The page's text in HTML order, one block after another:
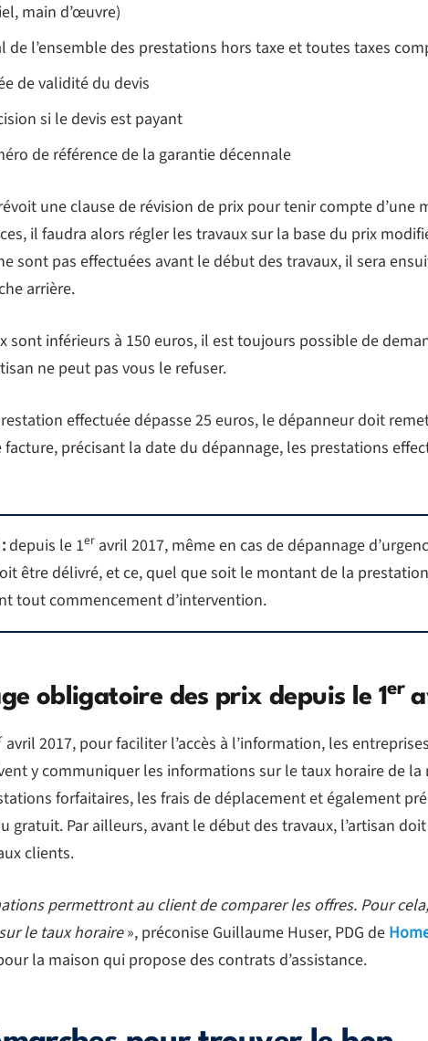
main d’œuvre)
de l’ensemble des prestations hors taxe et toutes taxes
de validité du devis
si le devis est payant
de référence de la garantie décennale
une clause de révision de prix pour tenir compte d’une
il faudra alors régler les travaux sur la base du prix
sont pas effectuées avant le début des travaux, il sera
arrière.
sont inférieurs à 150 euros, il est toujours possible de
ne peut pas vous le refuser.
effectuée dépasse 25 euros, le dépanneur doit
précisant la date du dépannage, les prestations
depuis le 1er avril 2017, même en cas de dépannage
être délivré, et ce, quel que soit le montant de la
tout commencement d’intervention.
obligatoire des prix depuis le 1er
avril 2017, pour faciliter l’accès à l’information, les
y communiquer les informations sur le taux horaire de la
forfaitaires, les frais de déplacement et également
gratuit. Par ailleurs, avant le début des travaux, l’artisan
clients.
permettront au client de comparer les offres. Pour
le taux horaire», préconise Guillaume Huser, PDG de
la maison qui propose des contrats d’assistance.